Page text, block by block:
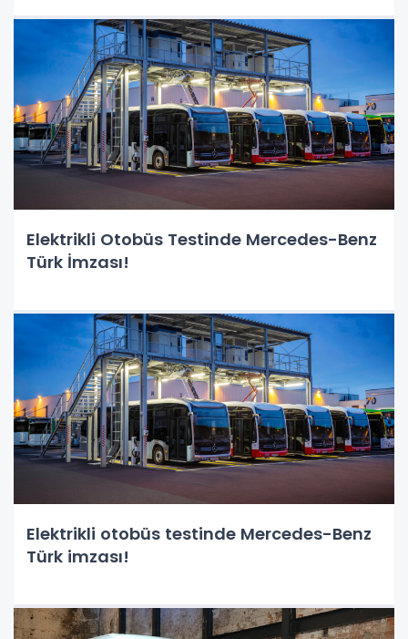
Elektrikli Otobüs Testinde Mercedes-Benz
Türk İmzası!
Elektrikli otobüs testinde Mercedes-Benz
Türk imzası!